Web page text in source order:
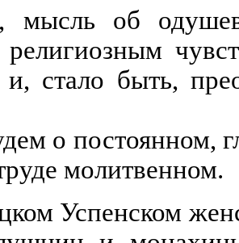
мысль об
и, стало быть,
о постоянном,
молитвенном.
Успенском